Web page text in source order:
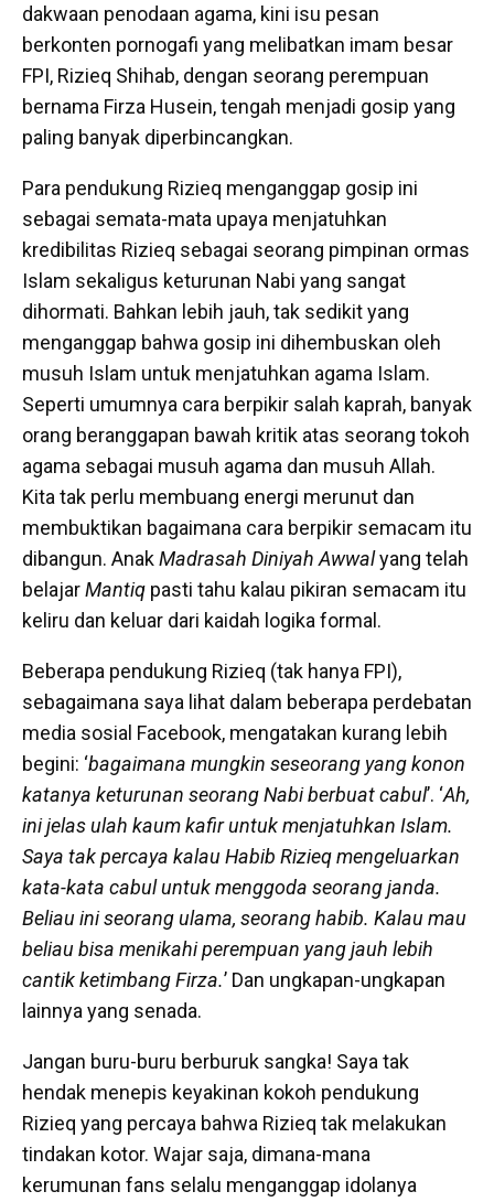
dakwaan penodaan agama, kini isu pesan
berkonten pornogafi yang melibatkan imam besar
FPI, Rizieq Shihab, dengan seorang perempuan
bernama Firza Husein, tengah menjadi gosip yang
paling banyak diperbincangkan.
Para pendukung Rizieq menganggap gosip ini
sebagai semata-mata upaya menjatuhkan
kredibilitas Rizieq sebagai seorang pimpinan ormas
Islam sekaligus keturunan Nabi yang sangat
dihormati. Bahkan lebih jauh, tak sedikit yang
menganggap bahwa gosip ini dihembuskan oleh
musuh Islam untuk menjatuhkan agama Islam.
Seperti umumnya cara berpikir salah kaprah, banyak
orang beranggapan bawah kritik atas seorang tokoh
agama sebagai musuh agama dan musuh Allah.
Kita tak perlu membuang energi merunut dan
membuktikan bagaimana cara berpikir semacam itu
dibangun. AnakMadrasah Diniyah Awwalyang telah
belajarMantiq pasti tahu kalau pikiran semacam itu
keliru dan keluar dari kaidah logika formal.
Beberapa pendukung Rizieq (tak hanya FPI),
sebagaimana saya lihat dalam beberapa perdebatan
media sosial Facebook, mengatakan kurang lebih
begini: ‘bagaimana mungkin seseorang yang konon
katanya keturunan seorang Nabi berbuat cabul’. ‘Ah,
ini jelas ulah kaum kafir untuk menjatuhkan Islam.
Saya tak percaya kalau Habib Rizieq mengeluarkan
kata-kata cabul untuk menggoda seorang janda.
Beliau ini seorang ulama, seorang habib. Kalau mau
beliau bisa menikahi perempuan yang jauh lebih
cantik ketimbang Firza.’ Dan ungkapan-ungkapan
lainnya yang senada.
Jangan buru-buru berburuk sangka! Saya tak
hendak menepis keyakinan kokoh pendukung
Rizieq yang percaya bahwa Rizieq tak melakukan
tindakan kotor. Wajar saja, dimana-mana
kerumunan fans selalu menganggap idolanya